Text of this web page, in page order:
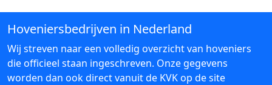
Hoveniersbedrijven in Nederland
Wij streven naar een volledig overzicht van hoveniers
die officieel staan ingeschreven. Onze gegevens
worden dan ook direct vanuit de KVK op de site